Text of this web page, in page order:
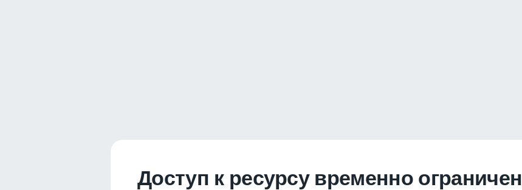
Доступ к ресурсу временно ограничен